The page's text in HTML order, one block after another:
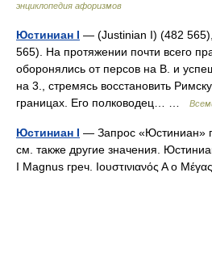
энциклопедия афоризмов
Юстиниан I — (Justinian I) (482
565). На протяжении почти всего
оборонялись от персов на В. и
на 3., стремясь восстановить
границах. Его полководец… …
Юстиниан I — Запрос «Юстиниан»
см. также другие значения.
I Magnus греч. Ιουστινιανός Α ο